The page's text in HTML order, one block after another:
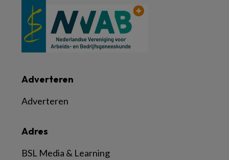
Adres
BSL Media & Learning
Adverteren
Adverteren